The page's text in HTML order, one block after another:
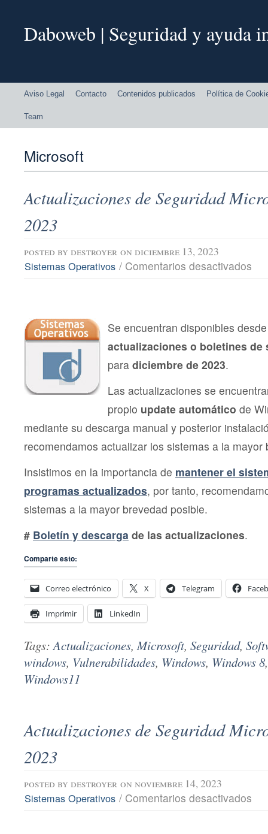
Daboweb | Seguridad y ayuda
Aviso Legal Contacto Contenidos publicados Política de
Team
Microsoft
Actualizaciones de Seguridad
2023
posted by destroyer on diciembre 13, 2023
Sistemas Operativos / Comentarios desactivados
2023
Se encuentran disponibles
actualizaciones o boletines de
para diciembre de 2023.
Las actualizaciones se
propio update automático de
mediante su descarga manual y posterior
recomendamos actualizar los sistemas a la mayor
Insistimos en la importancia de mantener el
programas actualizados, por tanto,
sistemas a la mayor brevedad posible.
# Boletín y descarga de las actualizaciones.
Comparte esto:
Correo electrónico X Telegram
Imprimir LinkedIn
Tags:Actualizaciones,Microsoft, Seguridad,
windows, Vulnerabilidades, Windows, Windows 8
Windows11
Actualizaciones de Seguridad
2023
posted by destroyer on noviembre 14, 2023
Sistemas Operativos / Comentarios desactivados